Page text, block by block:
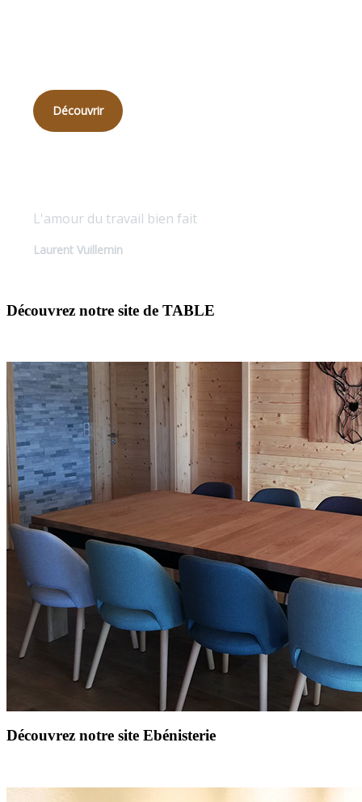
Découvrir
L'amour du travail bien fait
Laurent Vuillemin
Découvrez notre site de TABLE
Découvrez notre site Ebénisterie